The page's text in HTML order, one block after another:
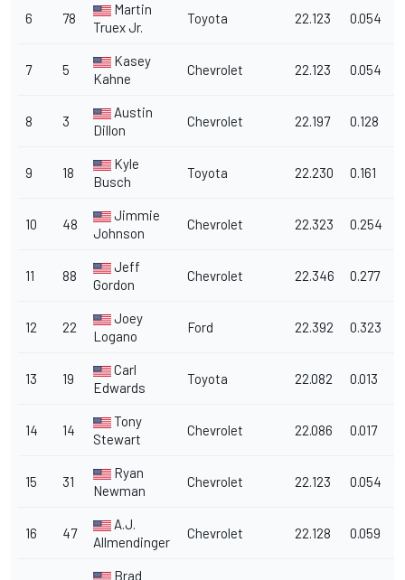
6 78
Martin
Truex Jr.
Toyota 22.123 0.054
7 5
Kasey
Kahne
Chevrolet 22.123 0.054
8 3
Austin
Dillon
Chevrolet 22.197 0.128
9 18
Kyle
Busch
Toyota 22.230 0.161
10 48
Jimmie
Johnson
Chevrolet 22.323 0.254
11 88
Jeff
Gordon
Chevrolet 22.346 0.277
12 22
Joey
Logano
Ford 22.392 0.323
13 19
Carl
Edwards
Toyota 22.082 0.013
14 14
Tony
Stewart
Chevrolet 22.086 0.017
15 31
Ryan
Newman
Chevrolet 22.123 0.054
16 47
A.J.
Allmendinger
Chevrolet 22.128 0.059
Brad